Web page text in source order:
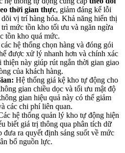
thời gian thực, giảm đáng kể lỗi
vị trí hàng hóa. Khả năng hiển thị
mức tồn kho tối ưu và ngăn ngừa
tồn kho quá mức.
hệ thống chọn hàng và đóng gói
được xử lý nhanh hơn và chính xác
thiện này giúp rút ngắn thời gian giao
của khách hàng.
Hệ thống giá kệ kho tự động cho
gian chiều dọc và tối ưu mật độ
gian hiệu quả này có thể giảm
các chi phí liên quan.
hệ thống quản lý kho tự động hiện
biết giá trị thông qua phân tích dữ
đưa ra quyết định sáng suốt về mức
bổ nguồn lực.